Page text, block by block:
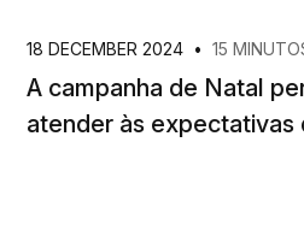
18 DECEMBER 2024 • 15
A campanha de Natal
atender às expectativas